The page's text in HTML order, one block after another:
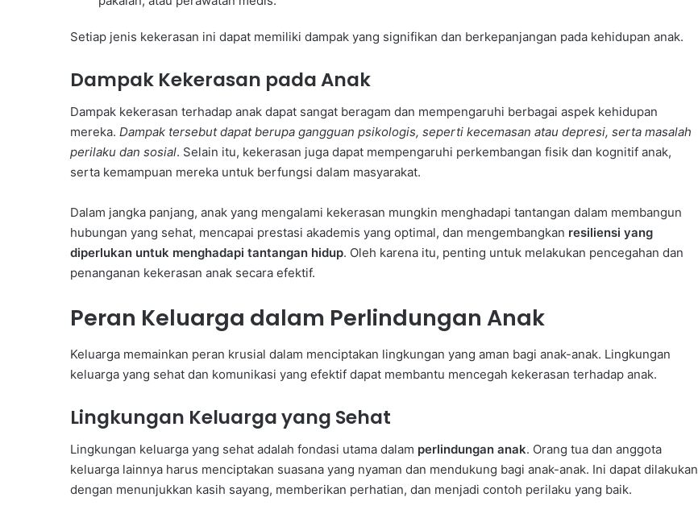
Setiap jenis kekerasan ini dapat memiliki dampak yang signifikan dan berkepanjangan pada kehidupan anak.
Dampak Kekerasan pada Anak
Dampak kekerasan terhadap anak dapat sangat beragam dan mempengaruhi berbagai aspek kehidupan
mereka. Dampak tersebut dapat berupa gangguan psikologis, seperti kecemasan atau depresi, serta masalah
perilaku dan sosial. Selain itu, kekerasan juga dapat mempengaruhi perkembangan fisik dan kognitif anak,
serta kemampuan mereka untuk berfungsi dalam masyarakat.
Dalam jangka panjang, anak yang mengalami kekerasan mungkin menghadapi tantangan dalam membangun
hubungan yang sehat, mencapai prestasi akademis yang optimal, dan mengembangkan resiliensi yang
diperlukan untuk menghadapi tantangan hidup. Oleh karena itu, penting untuk melakukan pencegahan dan
penanganan kekerasan anak secara efektif.
Peran Keluarga dalam Perlindungan Anak
Keluarga memainkan peran krusial dalam menciptakan lingkungan yang aman bagi anak-anak. Lingkungan
keluarga yang sehat dan komunikasi yang efektif dapat membantu mencegah kekerasan terhadap anak.
Lingkungan Keluarga yang Sehat
Lingkungan keluarga yang sehat adalah fondasi utama dalam perlindungan anak. Orang tua dan anggota
keluarga lainnya harus menciptakan suasana yang nyaman dan mendukung bagi anak-anak. Ini dapat dilakukan
dengan menunjukkan kasih sayang, memberikan perhatian, dan menjadi contoh perilaku yang baik.